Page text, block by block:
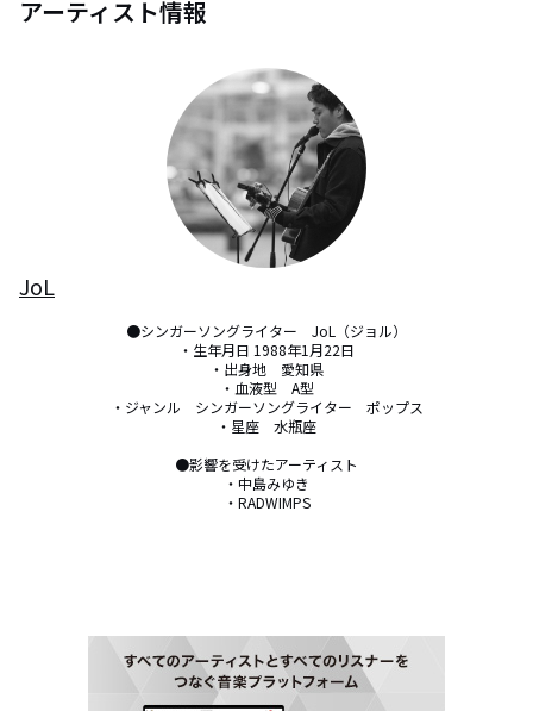
アーティスト情報
JoL
●シンガーソングライター　JoL（ジョル）
・生年月日 1988年1月22日
・出身地　愛知県
・血液型　A型
・ジャンル　シンガーソングライター　ポップス
・星座　水瓶座
●影響を受けたアーティスト
・中島みゆき
・RADWIMPS